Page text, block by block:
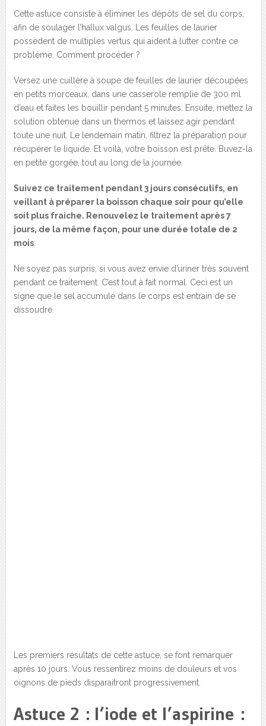
Cette astuce consiste à éliminer les dépôts de sel du corps,
afin de soulager l’hallux valgus. Les feuilles de laurier
possèdent de multiples vertus qui aident à lutter contre ce
problème. Comment procéder ?
Versez une cuillère à soupe de feuilles de laurier découpées
en petits morceaux, dans une casserole remplie de 300 ml
d’eau et faites les bouillir pendant 5 minutes. Ensuite, mettez la
solution obtenue dans un thermos et laissez agir pendant
toute une nuit. Le lendemain matin, filtrez la préparation pour
récupérer le liquide. Et voilà, votre boisson est prête. Buvez-la
en petite gorgée, tout au long de la journée.
Suivez ce traitement pendant 3 jours consécutifs, en
veillant à préparer la boisson chaque soir pour qu’elle
soit plus fraiche. Renouvelez le traitement après 7
jours, de la même façon, pour une durée totale de 2
mois.
Ne soyez pas surpris, si vous avez envie d’uriner très souvent
pendant ce traitement. C’est tout à fait normal. Ceci est un
signe que le sel accumulé dans le corps est entrain de se
dissoudre.
Les premiers résultats de cette astuce, se font remarquer
après 10 jours. Vous ressentirez moins de douleurs et vos
oignons de pieds disparaitront progressivement.
Astuce 2 : l’iode et l’aspirine :